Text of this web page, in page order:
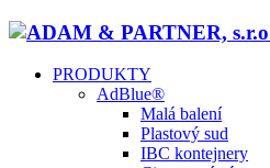
PRODUKTY
AdBlue®
Malá balení
Plastový sud
IBC kontejnery